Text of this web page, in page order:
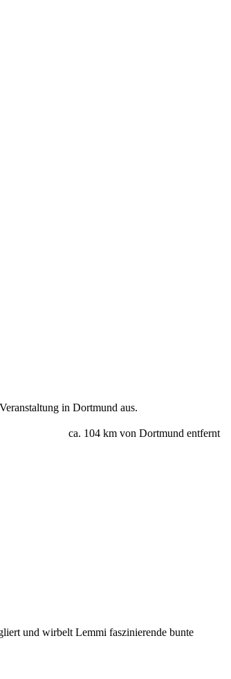
in Dortmund aus.
ca. 104 km von Dortmund entfernt
und wirbelt Lemmi faszinierende bunte